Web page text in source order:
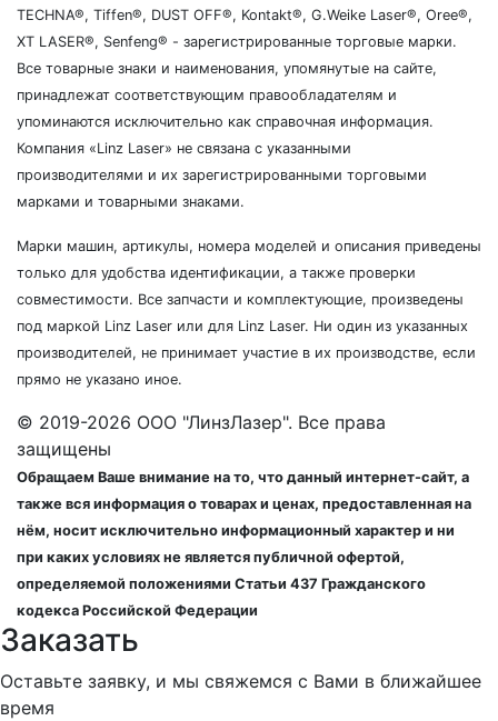
TECHNA®, Tiffen®, DUST OFF®, Kontakt®, G.Weike Laser®, Oree®,
XT LASER®, Senfeng® - зарегистрированные торговые марки.
Все товарные знаки и наименования, упомянутые на сайте,
принадлежат соответствующим правообладателям и
упоминаются исключительно как справочная информация.
Компания «Linz Laser» не связана с указанными
производителями и их зарегистрированными торговыми
марками и товарными знаками.
Марки машин, артикулы, номера моделей и описания приведены
только для удобства идентификации, а также проверки
совместимости. Все запчасти и комплектующие, произведены
под маркой Linz Laser или для Linz Laser. Ни один из указанных
производителей, не принимает участие в их производстве, если
прямо не указано иное.
© 2019-2026 ООО "ЛинзЛазер". Все права
защищены
Обращаем Ваше внимание на то, что данный интернет-сайт, а
также вся информация о товарах и ценах, предоставленная на
нём, носит исключительно информационный характер и ни
при каких условиях не является публичной офертой,
определяемой положениями Статьи 437 Гражданского
кодекса Российской Федерации
Заказать
Оставьте заявку, и мы свяжемся с Вами в ближайшее
время